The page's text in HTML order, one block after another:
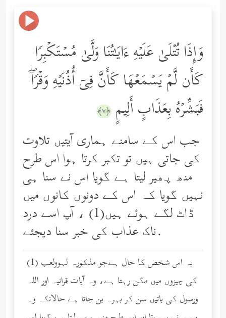
وَإِذَا تُتۡلَىٰ عَلَیۡهِ ءَایَـٰتُنَا وَلَّىٰ مُسۡتَكۡبِرࣰا
كَأَن لَّمۡ یَسۡمَعۡهَا كَأَنَّ فِیۤ أُذُنَیۡهِ وَقۡرࣰاۖ
فَبَشِّرۡهُ بِعَذَابٍ أَلِیمٍ ﴿٧﴾
جب اس کے سامنے ہماری آیتیں تلاوت
کی جاتی ہیں تو تکبر کرتا ہوا اس طرح
منھ پھیر لیتا ہے گویا اس نے سنا ہی
نہیں گویا کہ اس کے دونوں کانوں میں
ڈاٹ لگے ہوئے ہیں(1) ، آپ اسے درد
ناک عذاب کی خبر سنا دیجئے.
(1) یہ اس شخص کا حال ہےجو مذکورہ لہوولعب
کی چیزوں میں مگن رہتا ہے، وہ آیات قرانیہ اور اللہ
ورسول کی باتیں سن کر بہرہ بن جاتا ہے حالانکہ وہ